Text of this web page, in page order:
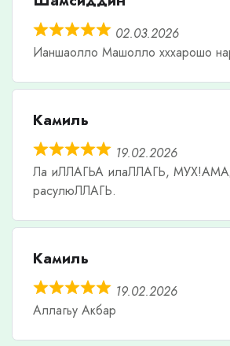
02.03.2026
Ианшаолло Машолло хххарошо
Камиль
19.02.2026
Ла иЛЛАГЬА илаЛЛАГЬ,
расулюЛЛАГЬ.
Камиль
19.02.2026
Аллагьу Акбар